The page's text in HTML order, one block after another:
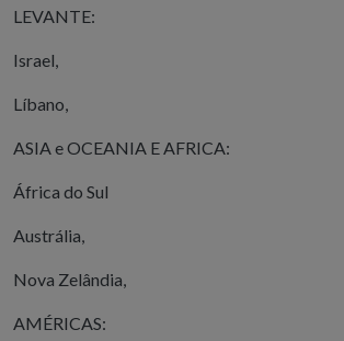
LEVANTE:
Israel,
Líbano,
ASIA e OCEANIA E AFRICA:
África do Sul
Austrália,
Nova Zelândia,
AMÉRICAS: